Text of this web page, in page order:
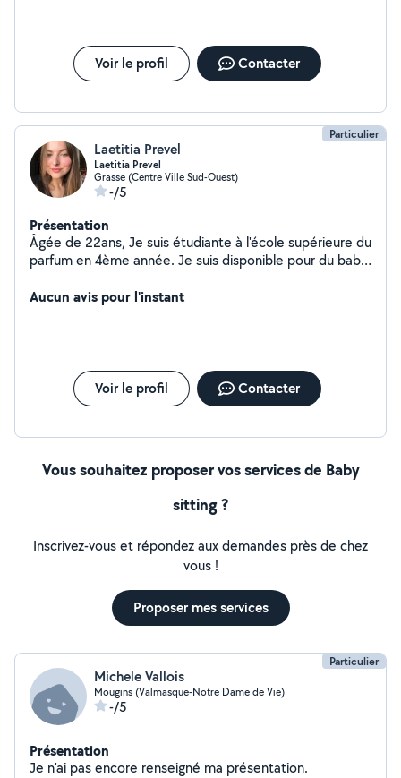
été dans une société de ménage et je fait aussi le
ménage chez des particuliers quand j'en ai l'occasion et
les samedis je m'occupe de 3 personnes âgées
compréhensive et ponctuelle Je suis véhiculé
Voir le profil Contacter
Particulier
Laetitia Prevel
Laetitia Prevel
Grasse (Centre Ville Sud-Ouest)
-/5
Présentation
Âgée de 22ans, Je suis étudiante à l'école supérieure du
parfum en 4ème année. Je suis disponible pour du baby-
Aucun avis pour l'instant
Voir le profil Contacter
Vous souhaitez proposer vos services de Baby
sitting ?
Inscrivez-vous et répondez aux demandes près de chez
vous !
Proposer mes services
Particulier
Michele Vallois
Mougins (Valmasque-Notre Dame de Vie)
-/5
Présentation
Je n'ai pas encore renseigné ma présentation.